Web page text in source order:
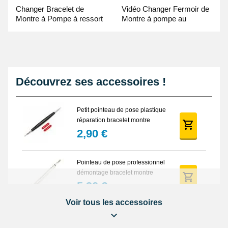
Changer Bracelet de
Montre à Pompe à ressort
Vidéo Changer Fermoir de
Montre à pompe au
Découvrez ses accessoires !
Petit pointeau de pose plastique
réparation bracelet montre
2,90 €
Pointeau de pose professionnel
démontage bracelet montre
5,90 €
Lot Outils Montre 12 pièces +
Voir tous les accessoires